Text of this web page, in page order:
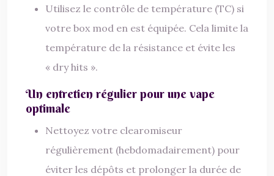
Utilisez le contrôle de température (TC) si
votre box mod en est équipée. Cela limite la
température de la résistance et évite les
« dry hits ».
Un entretien régulier pour une vape
optimale
Nettoyez votre clearomiseur
régulièrement (hebdomadairement) pour
éviter les dépôts et prolonger la durée de